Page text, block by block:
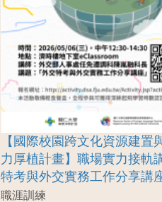
【國際校園跨文化資源建置
力厚植計畫】職場實力接軌
特考與外交實務工作分享講
職涯訓練